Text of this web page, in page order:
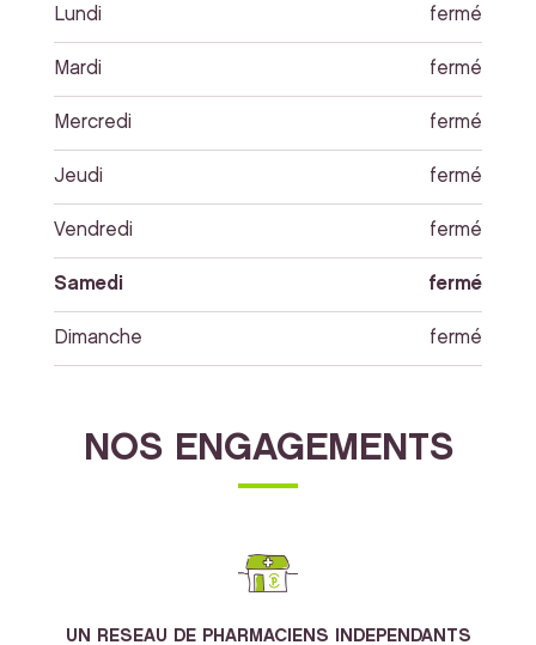
Lundi fermé
Mardi fermé
Mercredi fermé
Jeudi fermé
Vendredi fermé
Samedi fermé
Dimanche fermé
NOS ENGAGEMENTS
UN RESEAU DE PHARMACIENS INDEPENDANTS